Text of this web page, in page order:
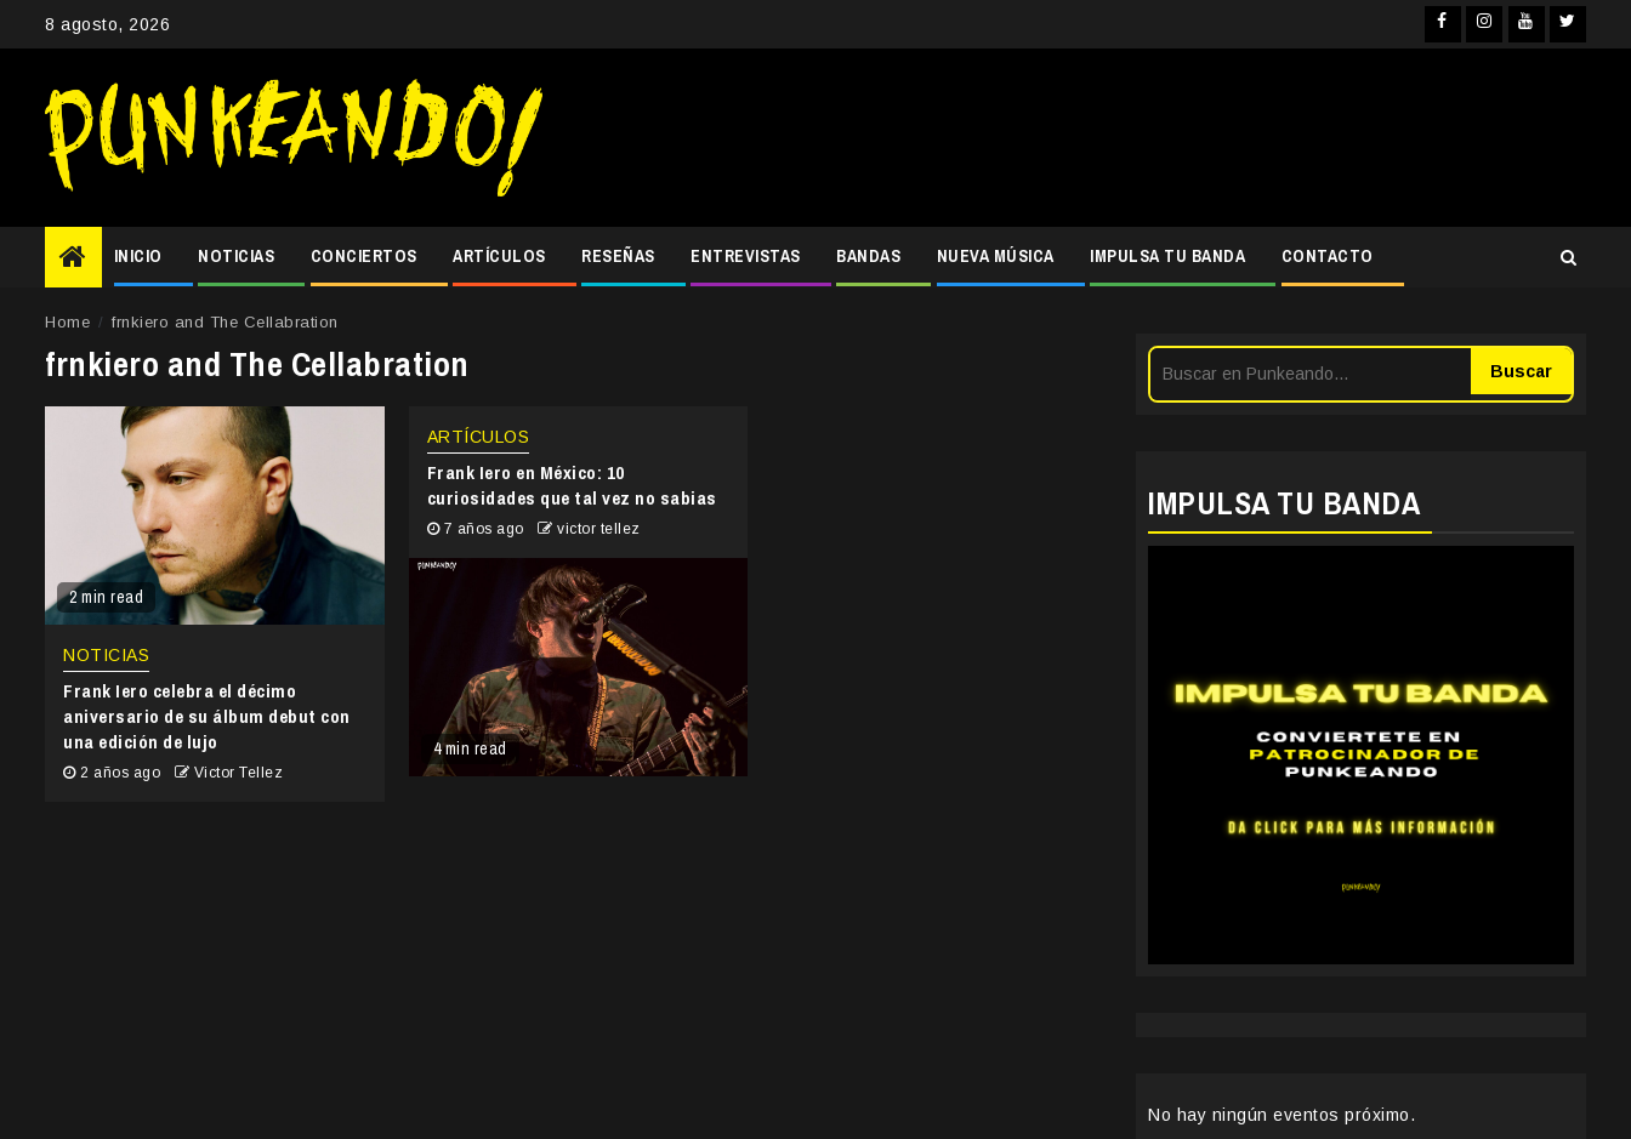
8 agosto, 2026 Facebook
Instagram
INICIO NOTICIAS CONCIERTOS ARTÍCULOS RESEÑAS ENTREVISTAS BANDAS NUEVA MÚSICA IMPULSA TU BANDA CONTACTO
Home frnkiero and The Cellabration
frnkiero and The Cellabration
2 min read
NOTICIAS
Frank Iero celebra el décimo
aniversario de su álbum debut con
una edición de lujo
2 años ago Victor Tellez
4 min read
ARTÍCULOS
Frank Iero en México: 10
curiosidades que tal vez no sabias
7 años ago victor tellez
Buscar
IMPULSA TU BANDA
No hay ningún eventos próximo.